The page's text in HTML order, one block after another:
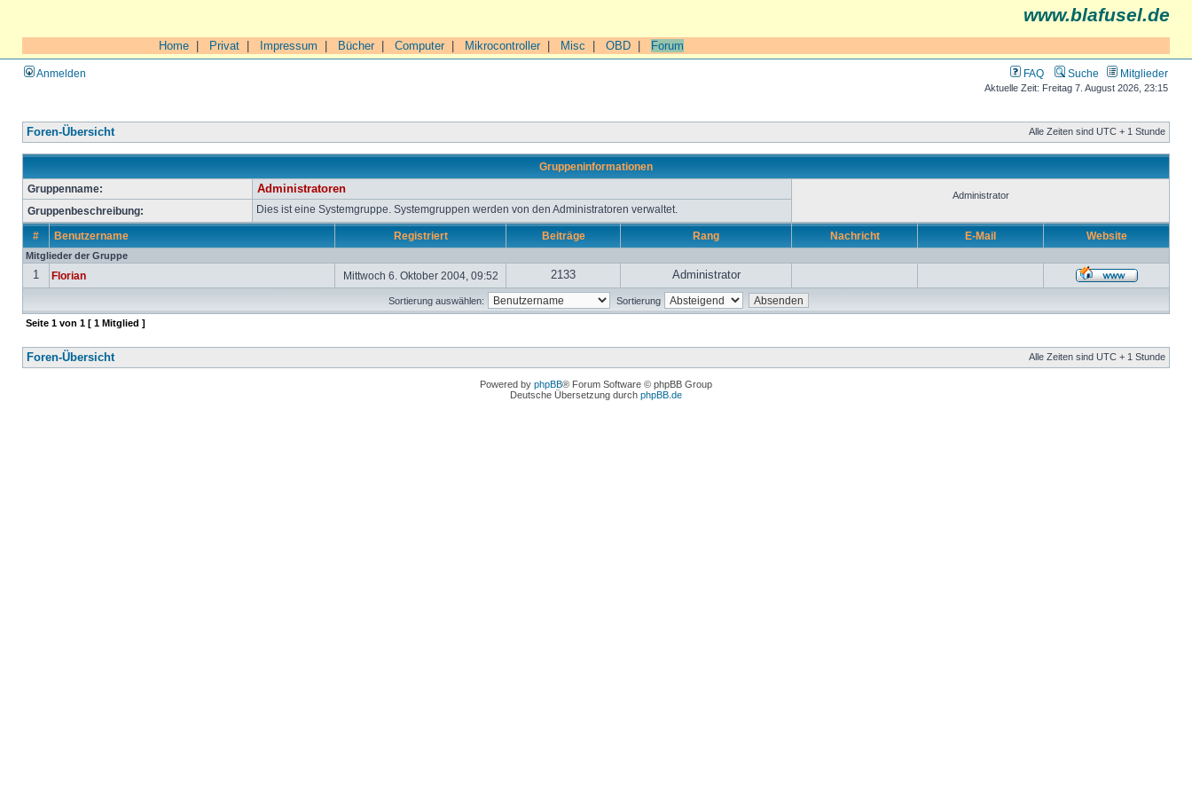
www.blafusel.de
Home Privat Impressum Bücher| Computer| Mikrocontroller| Misc OBD Forum
Anmelden FAQ Suche Mitglieder
Aktuelle Zeit: Freitag 7. August 2026, 23:15
Foren-Übersicht Alle Zeiten sind UTC + 1 Stunde
Gruppeninformationen
Gruppenname:
Administratoren Administrator
Gruppenbeschreibung: Dies ist eine Systemgruppe. Systemgruppen werden von den Administratoren verwaltet.
# Benutzername Registriert Beiträge Rang Nachricht E-Mail Website
Mitglieder der Gruppe
1 Florian Mittwoch 6. Oktober 2004, 09:52 2133 Administrator
Sortierung auswählen: Sortierung
Seite 1 von 1 [ 1 Mitglied ]
Foren-Übersicht Alle Zeiten sind UTC + 1 Stunde
Powered by phpBB® Forum Software © phpBB Group
Deutsche Übersetzung durch phpBB.de